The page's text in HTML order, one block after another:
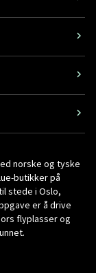
norske og tyske
butikker på
stede i Oslo,
er å drive
flyplasser og